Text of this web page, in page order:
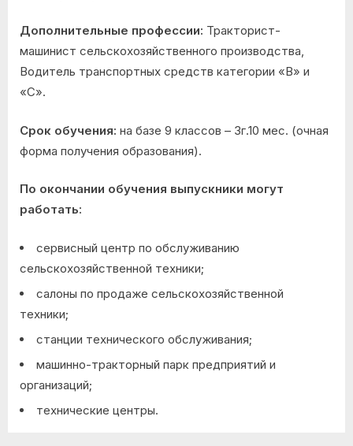
Дополнительные профессии: Тракторист-
машинист сельскохозяйственного производства,
Водитель транспортных средств категории «В» и
«С».
Срок обучения: на базе 9 классов – 3г.10 мес. (очная
форма получения образования).
По окончании обучения выпускники могут
работать:
сервисный центр по обслуживанию
сельскохозяйственной техники;
салоны по продаже сельскохозяйственной
техники;
станции технического обслуживания;
машинно-тракторный парк предприятий и
организаций;
технические центры.